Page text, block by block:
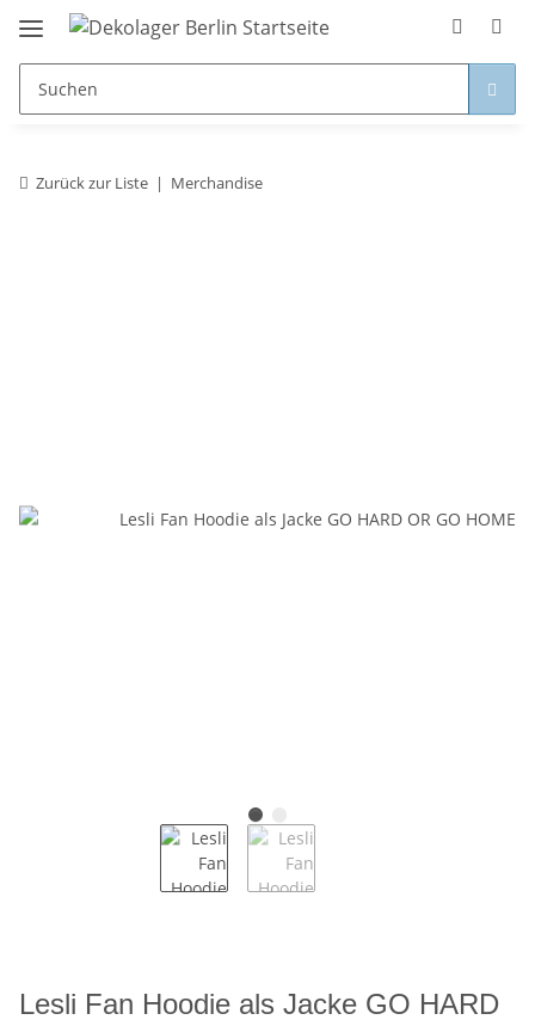
Zurück zur Liste Merchandise
Lesli Fan Hoodie als Jacke GO HARD